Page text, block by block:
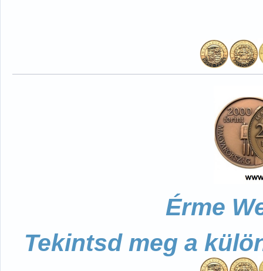
Érme
Tekintsd meg a